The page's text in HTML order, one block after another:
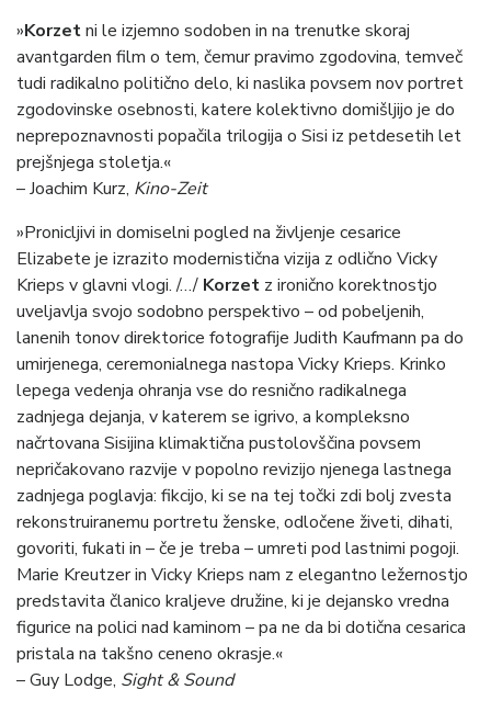
»Korzetni le izjemno sodoben in na trenutke skoraj
avantgarden film o tem, čemur pravimo zgodovina, temveč
tudi radikalno politično delo, ki naslika povsem nov portret
zgodovinske osebnosti, katere kolektivno domišljijo je do
neprepoznavnosti popačila trilogija o Sisi iz petdesetih let
prejšnjega stoletja.«
– Joachim Kurz, Kino-Zeit
»Pronicljivi in domiselni pogled na življenje cesarice
Elizabete je izrazito modernistična vizija z odlično Vicky
Krieps v glavni vlogi. /…/ Korzet z ironično korektnostjo
uveljavlja svojo sodobno perspektivo – od pobeljenih,
lanenih tonov direktorice fotografije Judith Kaufmann pa do
umirjenega, ceremonialnega nastopa Vicky Krieps. Krinko
lepega vedenja ohranja vse do resnično radikalnega
zadnjega dejanja, v katerem se igrivo, a kompleksno
načrtovana Sisijina klimaktična pustolovščina povsem
nepričakovano razvije v popolno revizijo njenega lastnega
zadnjega poglavja: fikcijo, ki se na tej točki zdi bolj zvesta
rekonstruiranemu portretu ženske, odločene živeti, dihati,
govoriti, fukati in – če je treba – umreti pod lastnimi pogoji.
Marie Kreutzer in Vicky Krieps nam z elegantno ležernostjo
predstavita članico kraljeve družine, ki je dejansko vredna
figurice na polici nad kaminom – pa ne da bi dotična cesarica
pristala na takšno ceneno okrasje.«
– Guy Lodge, Sight & Sound